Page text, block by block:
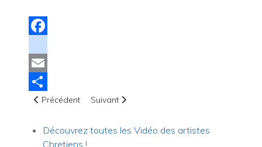
instagram
Email
Share
Article précédent : Vidéo - Là où est le maître par Gwen
Précédent Article suivant : Groupe Sles
Suivant
Découvrez toutes les Vidéo des artistes
Chretiens !